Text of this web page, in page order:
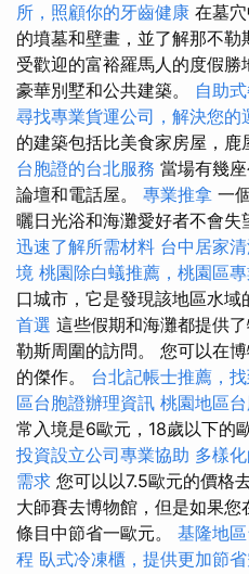
所，照顧你的牙齒健康 在墓
的墳墓和壁畫，並了解那不
受歡迎的富裕羅馬人的度假
豪華別墅和公共建築。 自助
尋找專業貨運公司，解決您的
的建築包括比美食家房屋，鹿
台胞證的台北服務 當場有幾
論壇和電話屋。 專業推拿 一
曬日光浴和海灘愛好者不會失
迅速了解所需材料 台中居家
境 桃園除白蟻推薦，桃園區
口城市，它是發現該地區水域
首選 這些假期和海灘都提供
勒斯周圍的訪問。 您可以在
的傑作。 台北記帳士推薦，
區台胞證辦理資訊 桃園地區
常入境是6歐元，18歲以下的
投資設立公司專業協助 多樣
需求 您可以以7.5歐元的價格
大師賽去博物館，但是如果
條目中節省一歐元。 基隆地
程 臥式冷凍櫃，提供更加節